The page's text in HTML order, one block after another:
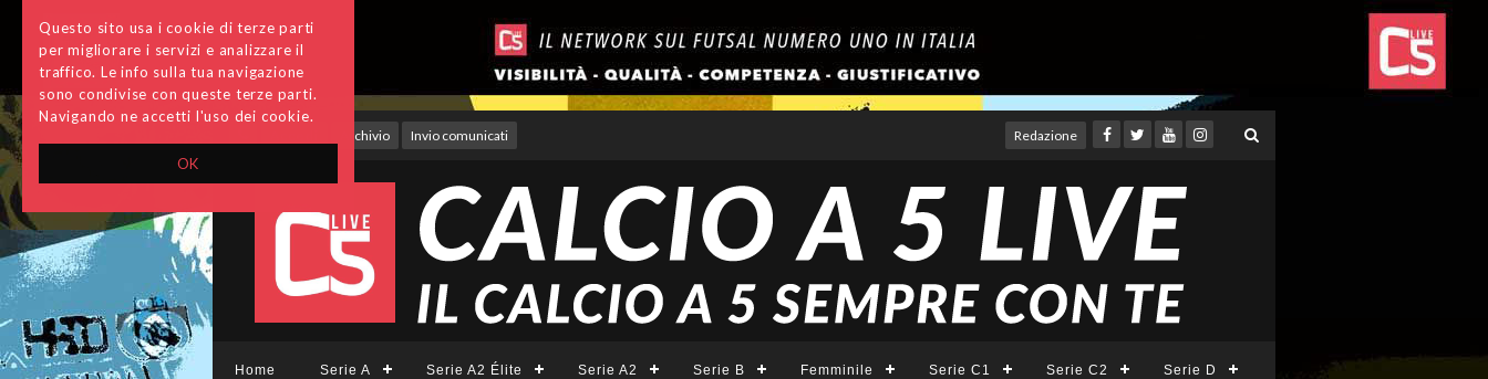
OK
Questo sito usa i cookie di terze parti
per migliorare i servizi e analizzare il
traffico. Le info sulla tua navigazione
sono condivise con queste terze parti.
Navigando ne accetti l'uso dei cookie.
Archivio Invio comunicati Redazione
Home Serie A Serie A2 Élite Serie A2 Serie B Femminile Serie C1 Serie C2 Serie D